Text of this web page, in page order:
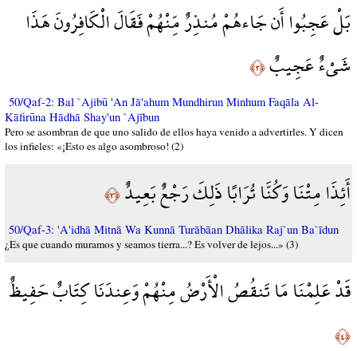
بَلْ عَجِبُوا أَن جَاءهُمْ مُنذِرٌ مِّنْهُمْ فَقَالَ الْكَافِرُونَ هَذَا
شَيْءٌ عَجِيبٌ﴿٢﴾
50/Qaf-2: Bal `Ajibū 'An Jā'ahum Mundhirun Minhum Faqāla Al-
Kāfirūna Hādhā Shay'un `Ajībun
Pero se asombran de que uno salido de ellos haya venido a advertirles. Y dicen
los infieles: «¡Esto es algo asombroso! (2)
أَئِذَا مِتْنَا وَكُنَّا تُرَابًا ذَلِكَ رَجْعٌ بَعِيدٌ﴿٣﴾
50/Qaf-3: 'A'idhā Mitnā Wa Kunnā Turābāan Dhālika Raj`un Ba`īdun
¿Es que cuando muramos y seamos tierra...? Es volver de lejos...» (3)
قَدْ عَلِمْنَا مَا تَنقُصُ الْأَرْضُ مِنْهُمْ وَعِندَنَا كِتَابٌ حَفِيظٌ
﴿٤﴾